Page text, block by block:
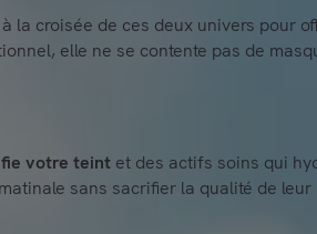
la croisée de ces deux univers pour
elle ne se contente pas de
votre teint et des actifs soins qui
sans sacrifier la qualité de leur